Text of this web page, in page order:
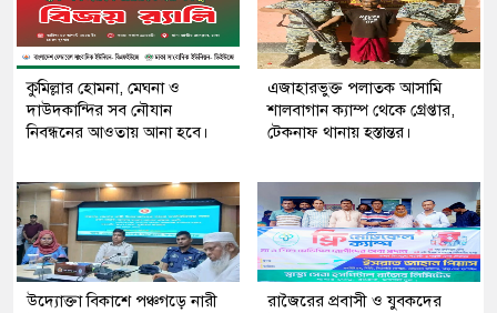
কুমিল্লার হোমনা, মেঘনা ও
দাউদকান্দির সব নৌযান
নিবন্ধনের আওতায় আনা হবে।
এজাহারভুক্ত পলাতক আসামি
শালবাগান ক্যাম্প থেকে গ্রেপ্তার,
টেকনাফ থানায় হস্তান্তর।
উদ্যোক্তা বিকাশে পঞ্চগড়ে নারী
রাজৈরের‌ প্রবাসী ও যুবকদের